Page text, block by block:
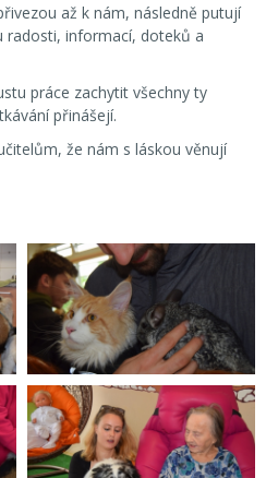
až k nám, následně putují
informací, doteků a
práce zachytit všechny ty
přinášejí.
že nám s láskou věnují